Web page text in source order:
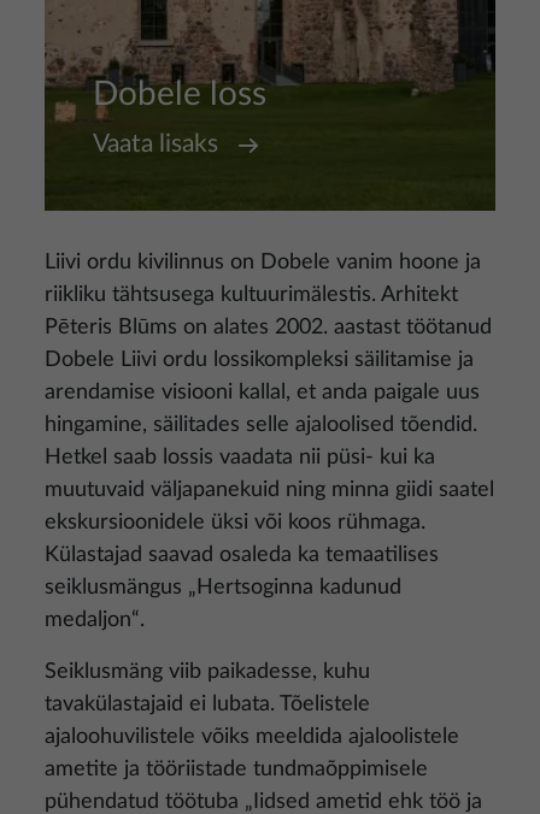
Dobele loss
Vaata lisaks
Liivi ordu kivilinnus on Dobele vanim hoone ja
riikliku tähtsusega kultuurimälestis. Arhitekt
Pēteris Blūms on alates 2002. aastast töötanud
Dobele Liivi ordu lossikompleksi säilitamise ja
arendamise visiooni kallal, et anda paigale uus
hingamine, säilitades selle ajaloolised tõendid.
Hetkel saab lossis vaadata nii püsi- kui ka
muutuvaid väljapanekuid ning minna giidi saatel
ekskursioonidele üksi või koos rühmaga.
Külastajad saavad osaleda ka temaatilises
seiklusmängus „Hertsoginna kadunud
medaljon“.
Seiklusmäng viib paikadesse, kuhu
tavakülastajaid ei lubata. Tõelistele
ajaloohuvilistele võiks meeldida ajaloolistele
ametite ja tööriistade tundmaõppimisele
pühendatud töötuba „Iidsed ametid ehk töö ja